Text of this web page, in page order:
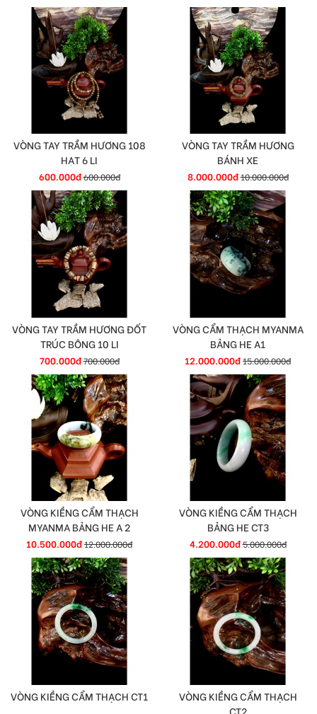
VÒNG TAY TRẦM HƯƠNG 108
HẠT 6 LI
600.000đ600.000đ
VÒNG TAY TRẦM HƯƠNG
BÁNH XE
8.000.000đ10.000.000đ
VÒNG TAY TRẦM HƯƠNG ĐỐT
TRÚC BÔNG 10 LI
700.000đ700.000đ
VÒNG CẨM THẠCH MYANMA
BẢNG HẸ A1
12.000.000đ15.000.000đ
VÒNG KIỀNG CẨM THẠCH
MYANMA BẢNG HẸ A 2
10.500.000đ12.000.000đ
VÒNG KIỀNG CẨM THẠCH
BẢNG HẸ CT3
4.200.000đ5.000.000đ
VÒNG KIỀNG CẨM THẠCH CT1
VÒNG KIỀNG CẨM THẠCH
CT2